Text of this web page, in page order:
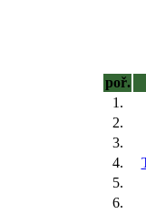
poř.
1.
2.
3.
4.
5.
6.